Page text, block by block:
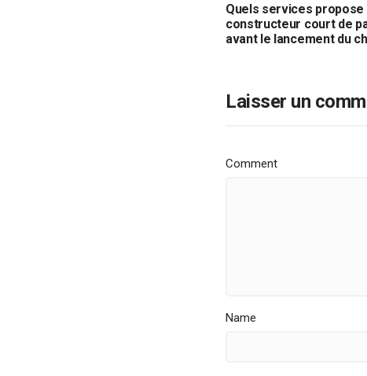
Quels services propose
constructeur court de
avant le lancement du
Laisser un
Comment
Name